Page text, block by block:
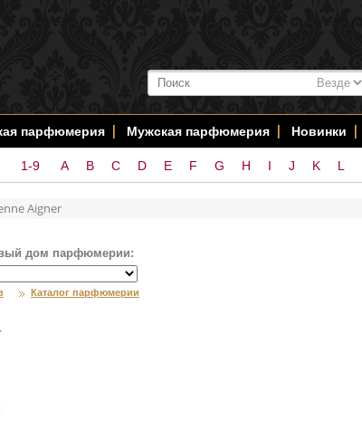
парфюмерия Мужская парфюмерия Новинки
1-9 A B C D E F G H I J K L
Aigner
дом парфюмерии:
Каталог парфюмерии